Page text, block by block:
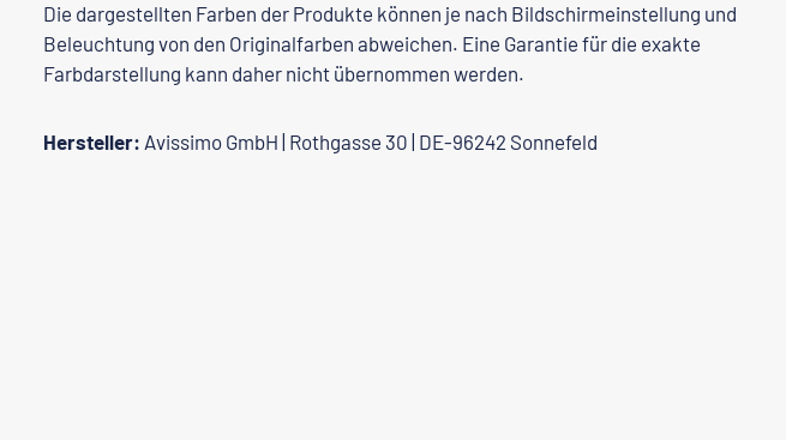
Die dargestellten Farben der Produkte können je nach Bildschirmeinstellung und
Beleuchtung von den Originalfarben abweichen. Eine Garantie für die exakte
Farbdarstellung kann daher nicht übernommen werden.
Hersteller: Avissimo GmbH | Rothgasse 30 | DE-96242 Sonnefeld